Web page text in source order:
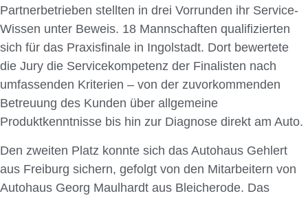
Partnerbetrieben stellten in drei Vorrunden ihr Service-
Wissen unter Beweis. 18 Mannschaften qualifizierten
sich für das Praxisfinale in Ingolstadt. Dort bewertete
die Jury die Servicekompetenz der Finalisten nach
umfassenden Kriterien – von der zuvorkommenden
Betreuung des Kunden über allgemeine
Produktkenntnisse bis hin zur Diagnose direkt am Auto.
Den zweiten Platz konnte sich das Autohaus Gehlert
aus Freiburg sichern, gefolgt von den Mitarbeitern von
Autohaus Georg Maulhardt aus Bleicherode. Das